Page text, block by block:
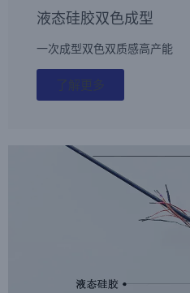
液态硅胶双色成型
一次成型双色双质感高产能
了解更多